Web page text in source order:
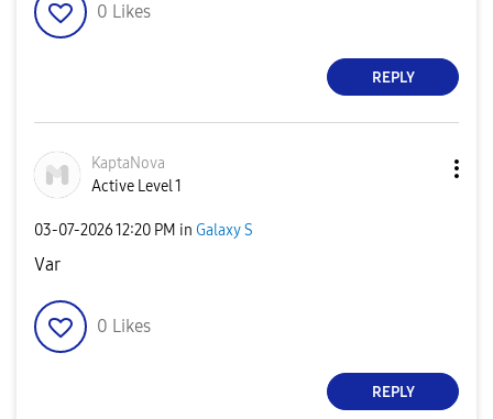
0 Likes
REPLY
KaptaNova
Active Level 1
‎03-07-202612:20 PM in Galaxy S
Var
0 Likes
REPLY